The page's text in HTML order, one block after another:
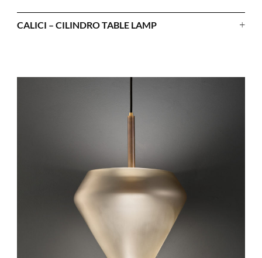
CALICI – CILINDRO TABLE LAMP +